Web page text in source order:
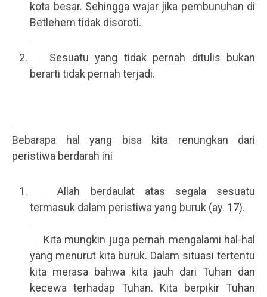
kota besar. Sehingga wajar jika pembunuhan di
Betlehem tidak disoroti..
.
. . .Sesuatu yang tidak pernah ditulis bukan
berarti tidak pernah terjadi.
.
.
Bebarapa hal yang bisa kita renungkan dari
peristiwa berdarah ini
.
. . .Allah berdaulat atas segala sesuatu
termasuk dalam peristiwa yang buruk (ay. 17).
.
. . .Kita mungkin juga pernah mengalami hal-hal
yang menurut kita buruk. Dalam situasi tertentu
kita merasa bahwa kita jauh dari Tuhan dan
kecewa terhadap Tuhan. Kita berpikir Tuhan